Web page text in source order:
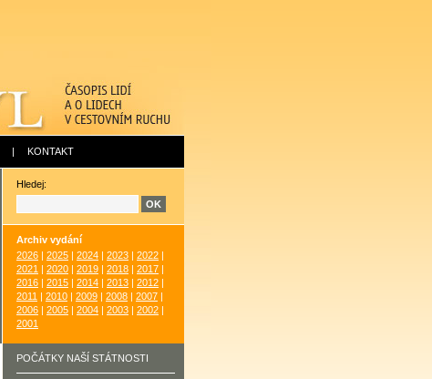
| KONTAKT
Hledej:
Archiv vydání
2026
2025 2024 2023 2022
2021
2020 2019 2018 2017
2016
2015 2014 2013 2012
2011
2010 2009 2008 2007
2006
2005 2004 2003 2002
2001
POČÁTKY NAŠÍ STÁTNOSTI